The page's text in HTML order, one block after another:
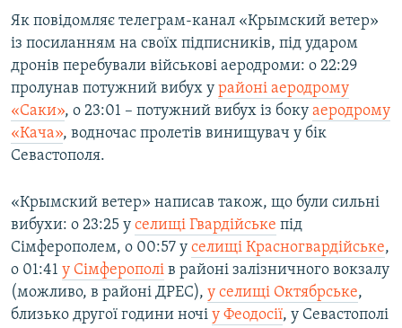
Як повідомляє телеграм-канал «Крымский ветер»
із посиланням на своїх підписників, під ударом
дронів перебували військові аеродроми: о 22:29
пролунав потужний вибух у районі аеродрому
«Саки», о 23:01 – потужний вибух із боку аеродрому
«Кача», водночас пролетів винищувач у бік
Севастополя.
«Крымский ветер» написав також, що були сильні
вибухи: о 23:25 у селищі Гвардійське під
Сімферополем, о 00:57 у селищі Красногвардійське,
о 01:41 у Сімферополі в районі залізничного вокзалу
(можливо, в районі ДРЕС), у селищі Октябрське,
близько другої години ночі у Феодосії, у Севастополі